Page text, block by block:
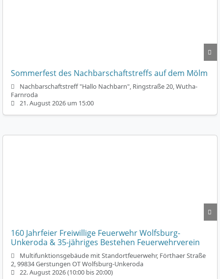
Sommerfest des Nachbarschaftstreffs auf dem Mölm
Nachbarschaftstreff "Hallo Nachbarn", Ringstraße 20, Wutha-
Farnroda
21. August 2026 um 15:00
160 Jahrfeier Freiwillige Feuerwehr Wolfsburg-
Unkeroda & 35-jähriges Bestehen Feuerwehrverein
Multifunktionsgebäude mit Standortfeuerwehr, Förthaer Straße
2, 99834 Gerstungen OT Wolfsburg-Unkeroda
22. August 2026 (10:00 bis 20:00)